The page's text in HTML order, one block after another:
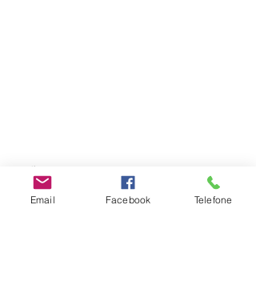
Emoções
Email Facebook Telefone